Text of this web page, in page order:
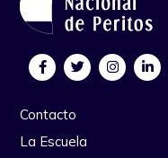
Contacto
La Escuela